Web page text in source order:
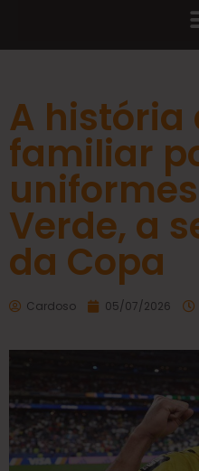
A
familiar
Verde, a
da Copa
Cardoso 05/07/2026